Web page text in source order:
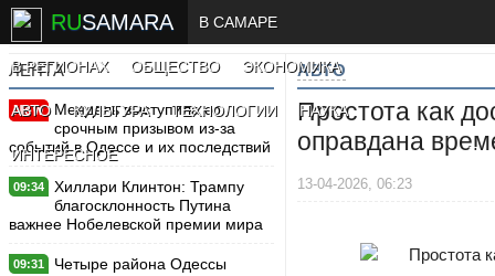
RUSAMARA В САМАРЕ
В РЕГИОНАХ ОБЩЕСТВО ЭКОНОМИКА
АВТО КУЛЬТУРА ТЕХНОЛОГИИ НАУКА
ИНТЕРЕСНОЕ
ЛЕНТА
New
Мендель выступила со
срочным призывом из-за
событий в Одессе и их последствий
09:34
Хиллари Клинтон: Трампу
благосклонность Путина
важнее Нобелевской премии мира
09:31
Четыре района Одессы
АВТО
Простота как
оправдана
13-04-2026, 06:23